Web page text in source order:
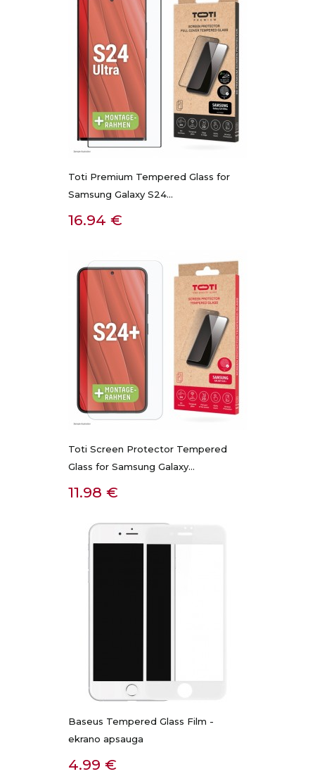
Toti Premium Tempered Glass for
Samsung Galaxy S24...
Kaina
16.94 €
Toti Screen Protector Tempered
Glass for Samsung Galaxy...
Kaina
11.98 €
Baseus Tempered Glass Film -
ekrano apsauga
Kaina
4.99 €